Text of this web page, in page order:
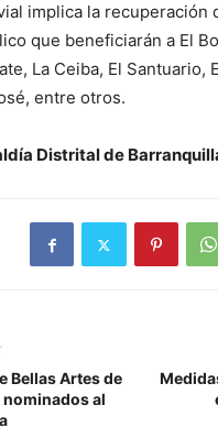
implica la recuperación
que beneficiarán a El
La Ceiba, El Santuario,
entre otros.
Distrital de
Bellas Artes de
al